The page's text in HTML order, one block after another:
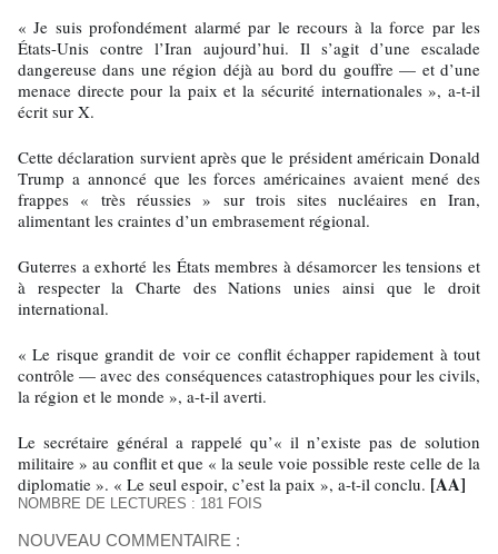
« Je suis profondément alarmé par le recours à la force par les
États-Unis contre l’Iran aujourd’hui. Il s’agit d’une escalade
dangereuse dans une région déjà au bord du gouffre — et d’une
menace directe pour la paix et la sécurité internationales », a-t-il
écrit sur X.
Cette déclaration survient après que le président américain Donald
Trump a annoncé que les forces américaines avaient mené des
frappes « très réussies » sur trois sites nucléaires en Iran,
alimentant les craintes d’un embrasement régional.
Guterres a exhorté les États membres à désamorcer les tensions et
à respecter la Charte des Nations unies ainsi que le droit
international.
« Le risque grandit de voir ce conflit échapper rapidement à tout
contrôle — avec des conséquences catastrophiques pour les civils,
la région et le monde », a-t-il averti.
Le secrétaire général a rappelé qu’« il n’existe pas de solution
militaire » au conflit et que « la seule voie possible reste celle de la
diplomatie ». « Le seul espoir, c’est la paix », a-t-il conclu. [AA]
NOMBRE DE LECTURES : 181 FOIS
NOUVEAU COMMENTAIRE :